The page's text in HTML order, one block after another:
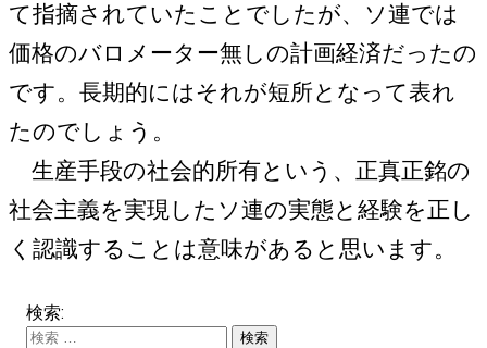
て指摘されていたことでしたが、ソ連では
価格のバロメーター無しの計画経済だったの
です。長期的にはそれが短所となって表れ
たのでしょう。
生産手段の社会的所有という、正真正銘の
社会主義を実現したソ連の実態と経験を正し
く認識することは意味があると思います。
検索: